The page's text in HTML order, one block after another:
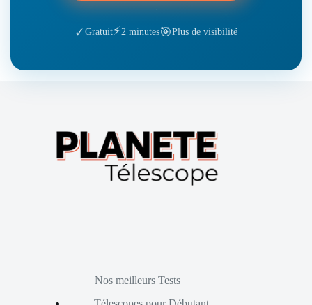
✓ Gratuit⚡2 minutes🎯Plus de visibilité
Nos meilleurs Tests